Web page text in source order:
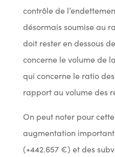
contrôle de
désormais soumise au
doit rester en dessous
concerne le volume de
qui concerne le ratio
rapport au volume des
On peut noter pour
augmentation
(+442.657 €) et des